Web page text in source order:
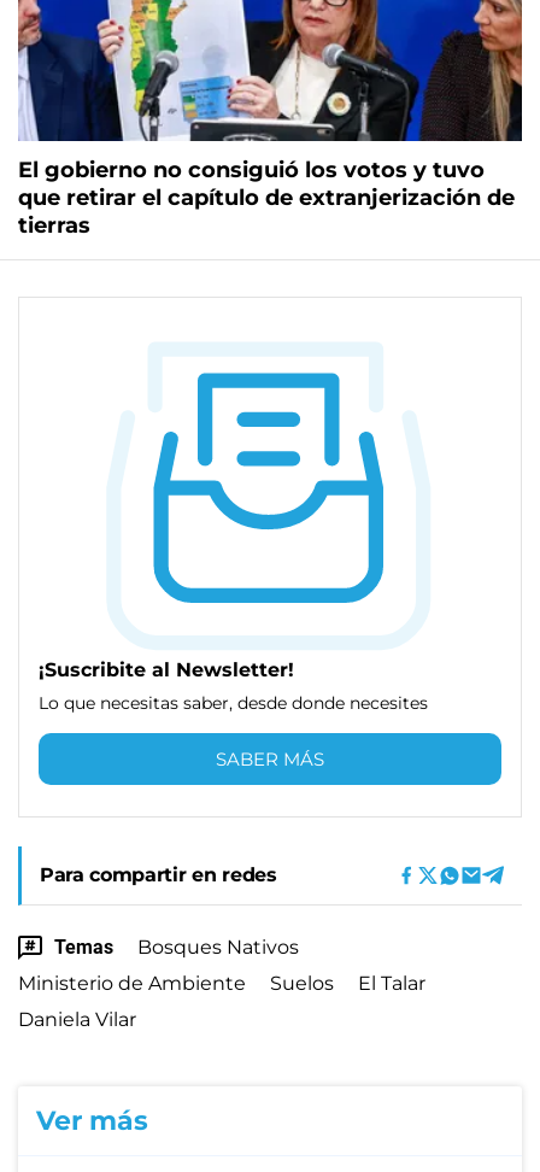
El gobierno no consiguió los votos y tuvo
que retirar el capítulo de extranjerización de
tierras
¡Suscribite al Newsletter!
Lo que necesitas saber, desde donde necesites
SABER MÁS
Para compartir en redes
Temas
Bosques Nativos
Ministerio de Ambiente
Suelos
El Talar
Daniela Vilar
Ver más